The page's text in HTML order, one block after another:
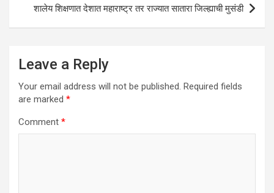
शालेय शिक्षणात देशात महाराष्ट्र तर राज्यात सातारा जिल्ह्याची मुसंडी
Leave a Reply
Your email address will not be published. Required fields
are marked *
Comment *